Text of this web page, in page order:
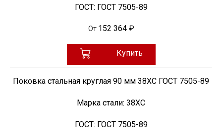
ГОСТ: ГОСТ 7505-89
От 152 364 ₽
Купить
Поковка стальная круглая 90 мм 38ХС ГОСТ 7505-89
Марка стали: 38ХС
ГОСТ: ГОСТ 7505-89